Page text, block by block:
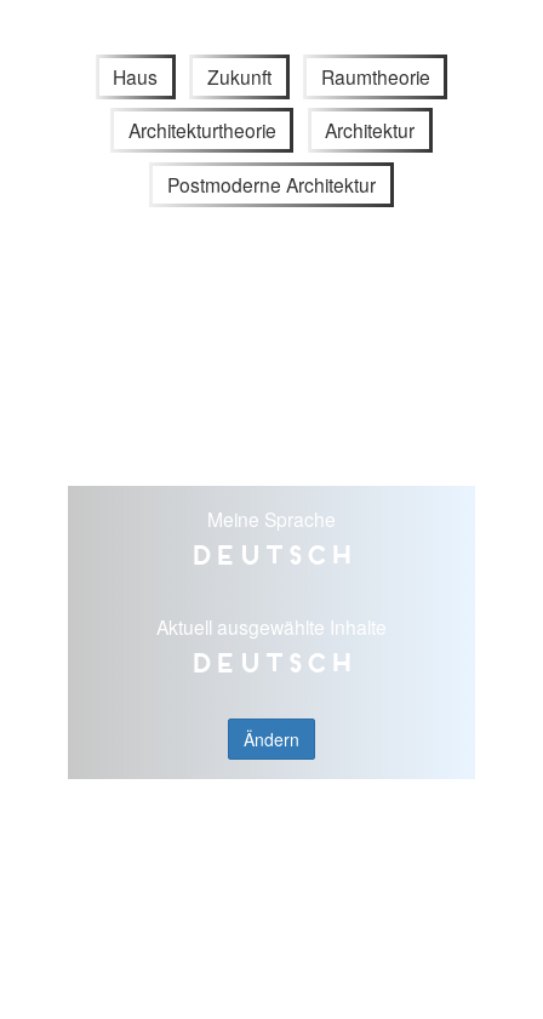
Haus Zukunft Raumtheorie
Architekturtheorie Architektur
Postmoderne Architektur
Meine Sprache
Deutsch
Aktuell ausgewählte Inhalte
Deutsch
Ändern